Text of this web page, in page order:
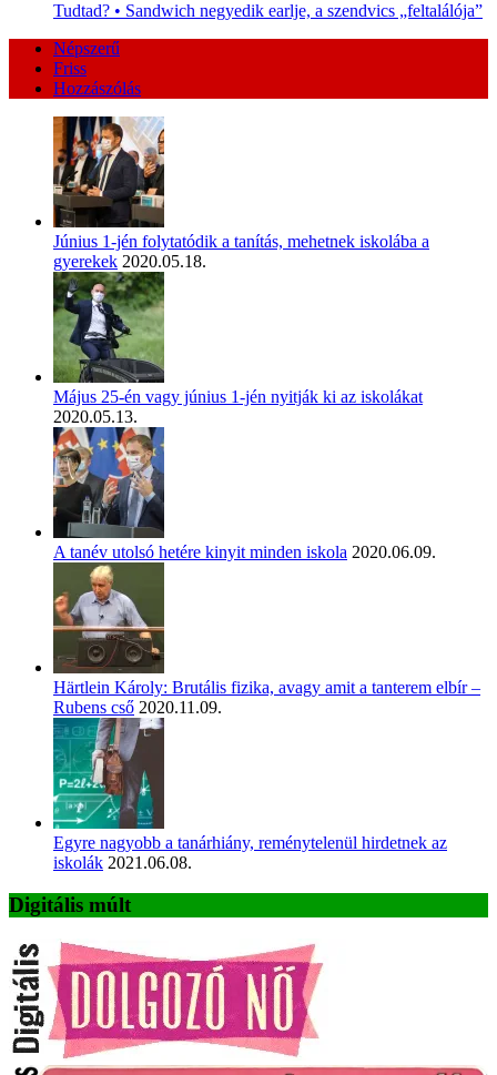
Tudtad? • Sandwich negyedik earlje, a szendvics „feltalálója”
Népszerű
Friss
Hozzászólás
Június 1-jén folytatódik a tanítás, mehetnek iskolába a
gyerekek 2020.05.18.
Május 25-én vagy június 1-jén nyitják ki az iskolákat
2020.05.13.
A tanév utolsó hetére kinyit minden iskola 2020.06.09.
Härtlein Károly: Brutális fizika, avagy amit a tanterem elbír –
Rubens cső 2020.11.09.
Egyre nagyobb a tanárhiány, reménytelenül hirdetnek az
iskolák 2021.06.08.
Digitális múlt